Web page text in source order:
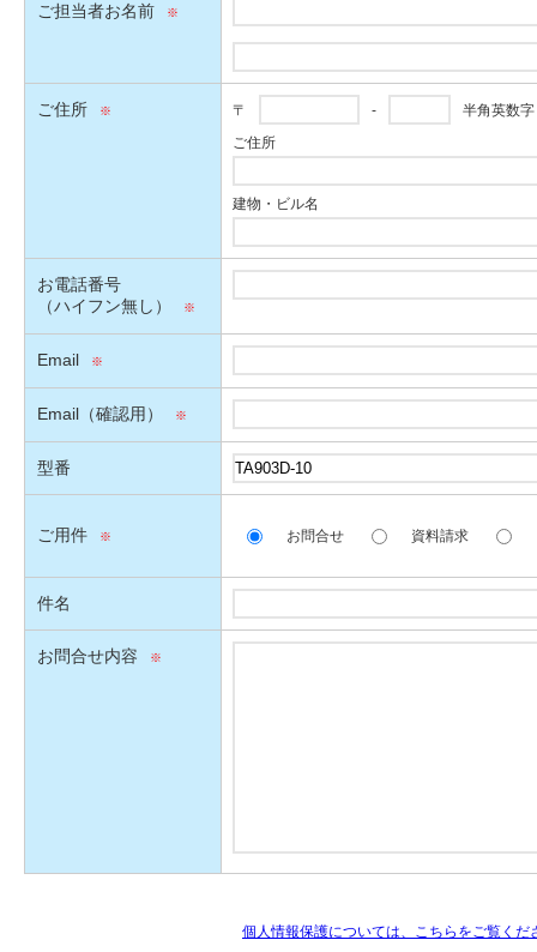
ご担当者お名前
ご住所 〒 -
半角英数字
ご住所
建物・ビル名
お電話番号
（ハイフン無し）
Email
Email（確認用）
型番
ご用件 お問合せ 資料請求
件名
お問合せ内容
個人情報保護については、こちらをご覧くだ